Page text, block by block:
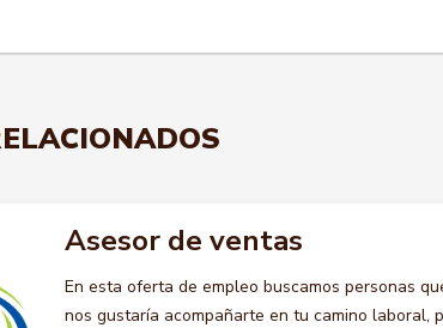
Asesor de ventas
En esta oferta de empleo buscamos personas
nos gustaría acompañarte en tu camino laboral,